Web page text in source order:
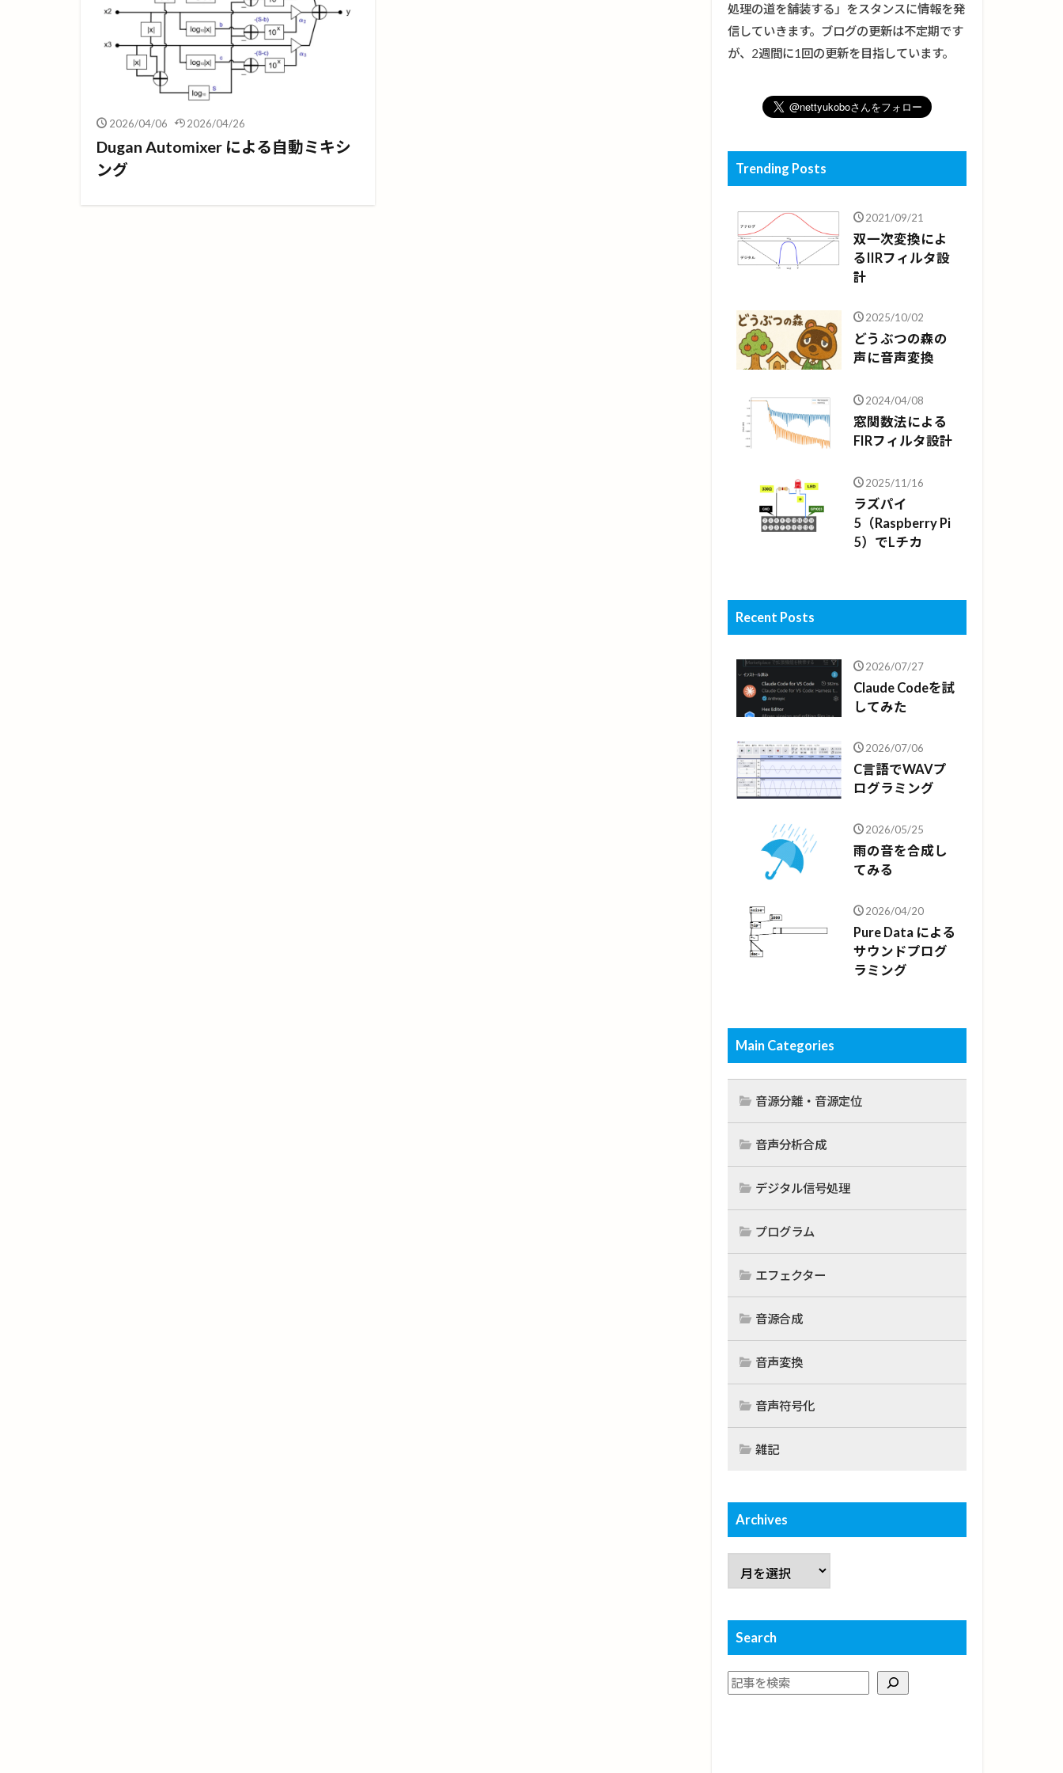
2026/04/06 2026/04/26
Dugan Automixer による自動ミキシ
ング
処理の道を舗装する」をスタンスに情報を発
信していきます。ブログの更新は不定期です
が、2週間に1回の更新を目指しています。
Trending Posts
2021/09/21
双一次変換によ
るIIRフィルタ設
計
2025/10/02
どうぶつの森の
声に音声変換
2024/04/08
窓関数法による
FIRフィルタ設計
2025/11/16
ラズパイ
5（Raspberry Pi
5）でLチカ
Recent Posts
2026/07/27
Claude Codeを試
してみた
2026/07/06
C言語でWAVプ
ログラミング
2026/05/25
雨の音を合成し
てみる
2026/04/20
Pure Data による
サウンドプログ
ラミング
Main Categories
音源分離・音源定位
音声分析合成
デジタル信号処理
プログラム
エフェクター
音源合成
音声変換
音声符号化
雑記
Archives
Search